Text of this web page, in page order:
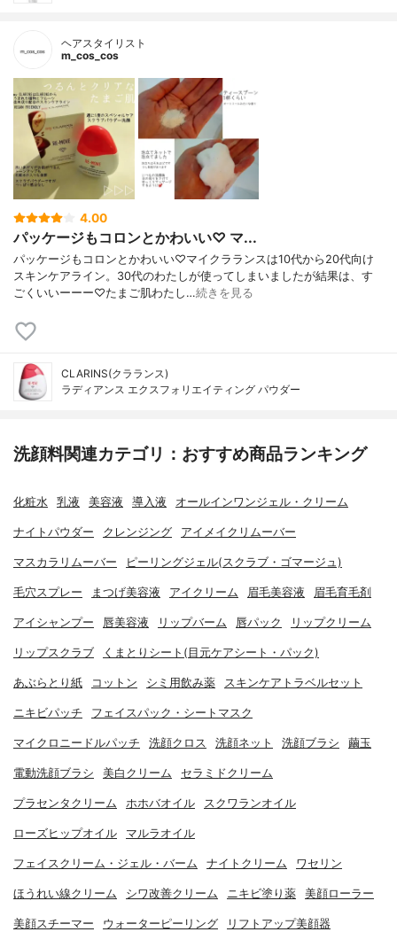
ヘアスタイリスト
m_cos_cos
4.00
パッケージもコロンとかわいい♡ マ...
パッケージもコロンとかわいい♡マイクラランスは10代から20代向け
スキンケアライン。30代のわたしが使ってしまいましたが結果は、す
ごくいいーーー♡たまご肌わたし…続きを見る
CLARINS(クラランス)
ラディアンス エクスフォリエイティング パウダー
洗顔料関連カテゴリ：おすすめ商品ランキング
化粧水 乳液 美容液 導入液 オールインワンジェル・クリーム
ナイトパウダー クレンジング アイメイクリムーバー
マスカラリムーバー ピーリングジェル(スクラブ・ゴマージュ)
毛穴スプレー まつげ美容液 アイクリーム 眉毛美容液 眉毛育毛剤
アイシャンプー 唇美容液 リップバーム 唇パック リップクリーム
リップスクラブ くまとりシート(目元ケアシート・パック)
あぶらとり紙 コットン シミ用飲み薬 スキンケアトラベルセット
ニキビパッチ フェイスパック・シートマスク
マイクロニードルパッチ 洗顔クロス 洗顔ネット 洗顔ブラシ 繭玉
電動洗顔ブラシ 美白クリーム セラミドクリーム
プラセンタクリーム ホホバオイル スクワランオイル
ローズヒップオイル マルラオイル
フェイスクリーム・ジェル・バーム ナイトクリーム ワセリン
ほうれい線クリーム シワ改善クリーム ニキビ塗り薬 美顔ローラー
美顔スチーマー ウォーターピーリング リフトアップ美顔器